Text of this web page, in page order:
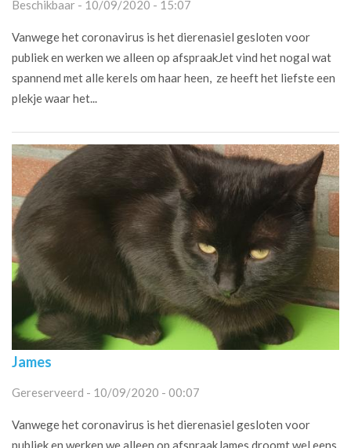
Beschikbaar - 10/09/2020 - 15:07
Vanwege het coronavirus is het dierenasiel gesloten voor
publiek en werken we alleen op afspraakJet vind het nogal wat
spannend met alle kerels om haar heen, ze heeft het liefste een
plekje waar het...
James
Gereserveerd - 10/09/2020 - 00:07
Vanwege het coronavirus is het dierenasiel gesloten voor
publiek en werken we alleen op afspraakJames droomt wel eens